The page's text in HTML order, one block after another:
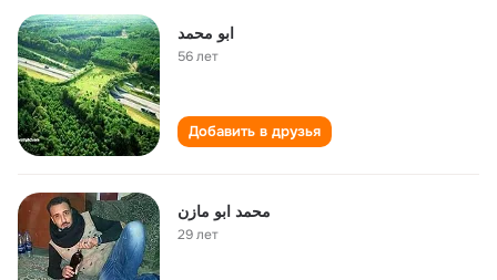
ابو محمد
56 лет
Добавить в друзья
محمد ابو مازن
29 лет